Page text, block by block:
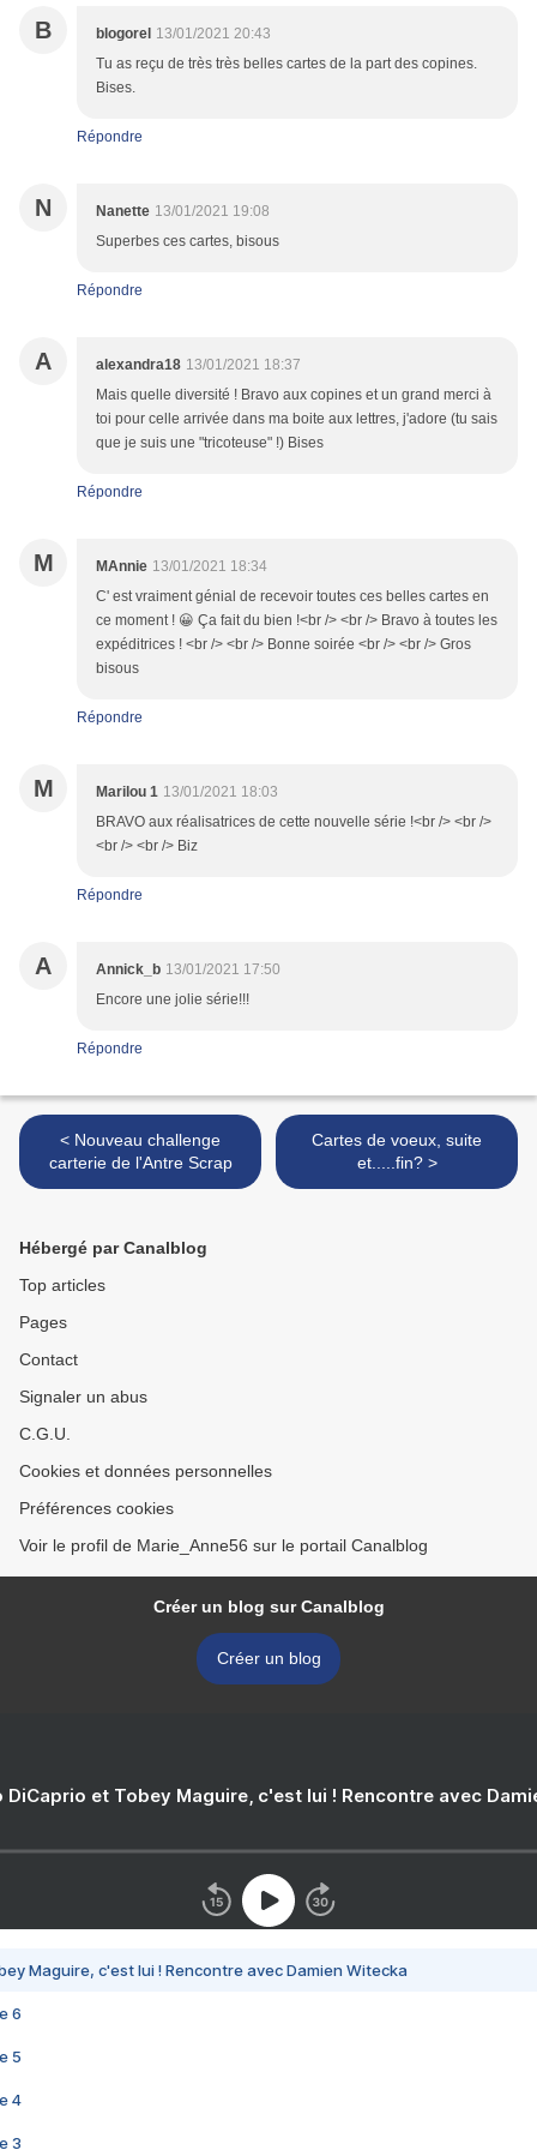
B blogorel 13/01/2021 20:43
Tu as reçu de très très belles cartes de la part des copines.
Bises.
Répondre
N Nanette 13/01/2021 19:08
Superbes ces cartes, bisous
Répondre
A alexandra18 13/01/2021 18:37
Mais quelle diversité ! Bravo aux copines et un grand merci à
toi pour celle arrivée dans ma boite aux lettres, j'adore (tu sais
que je suis une "tricoteuse" !) Bises
Répondre
M MAnnie 13/01/2021 18:34
C' est vraiment génial de recevoir toutes ces belles cartes en
ce moment ! 😀 Ça fait du bien !<br /> <br /> Bravo à toutes les
expéditrices ! <br /> <br /> Bonne soirée <br /> <br /> Gros
bisous
Répondre
M Marilou 1 13/01/2021 18:03
BRAVO aux réalisatrices de cette nouvelle série !<br /> <br />
<br /> <br /> Biz
Répondre
A Annick_b 13/01/2021 17:50
Encore une jolie série!!!
Répondre
< Nouveau challenge
carterie de l'Antre Scrap
Cartes de voeux, suite
et.....fin? >
Hébergé par Canalblog
Top articles
Pages
Contact
Signaler un abus
C.G.U.
Cookies et données personnelles
Préférences cookies
Voir le profil de Marie_Anne56 sur le portail Canalblog
Créer un blog sur Canalblog
Créer un blog
DiCaprio et Tobey Maguire, c'est lui ! Rencontre avec
Maguire, c'est lui ! Rencontre avec Damien Witecka
6
5
4
3